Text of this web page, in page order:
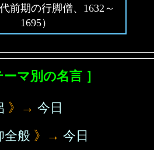
前期の行脚僧、1632～
1695）
ーマ別の名言 ］
》→ 今日
全般 》→ 今日